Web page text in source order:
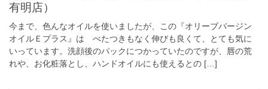
有明店）
今まで、色んなオイルを使いましたが、この『オリーブバージン
オイルＥプラス』は べたつきもなく伸びも良くて、とても気に
いっています。洗顔後のパックにつかっていたのですが、唇の荒
れや、お化粧落とし、ハンドオイルにも使えるとの […]